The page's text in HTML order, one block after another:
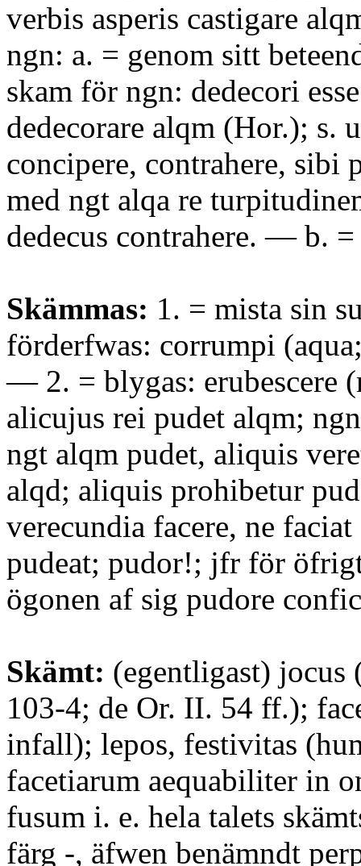
verbis asperis castigare
ngn: a. = genom sitt
skam för ngn: dedecori
dedecorare alqm (Hor.); s.
concipere, contrahere, sibi
med ngt alqa re
dedecus contrahere. — b. =
Skämmas: 1. = mista sin
förderfwas: corrumpi
— 2. = blygas: erubescere
alicujus rei pudet alqm;
ngt alqm pudet, aliquis
alqd; aliquis prohibetur
verecundia facere, ne
pudeat; pudor!; jfr för
ögonen af sig pudore
Skämt: (egentligast) jocus
103-4; de Or. II. 54 ff.);
infall); lepos, festivitas
facetiarum aequabiliter in
fusum i. e. hela talets
färg -, äfwen benämndt